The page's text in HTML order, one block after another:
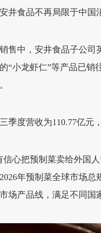
井食品不再局限于中
售中，安井食品子公
“小龙虾仁”等产品已
季度营收为110.77亿元
信心把预制菜卖给外国
年预制菜全球市场
场产品线，满足不同国